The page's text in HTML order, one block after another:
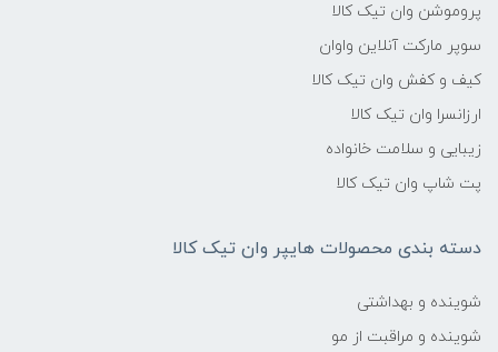
پروموشن وان تیک کالا
سوپر مارکت آنلاین واوان
کیف و کفش وان تیک کالا
ارزانسرا وان تیک کالا
زیبایی و سلامت خانواده
پت شاپ وان تیک کالا
دسته بندی محصولات هایپر وان تیک کالا
شوینده و بهداشتی
شوینده و مراقبت از مو